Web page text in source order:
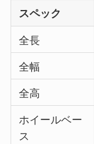
スペック
全長
全幅
全高
ホイールベー
ス